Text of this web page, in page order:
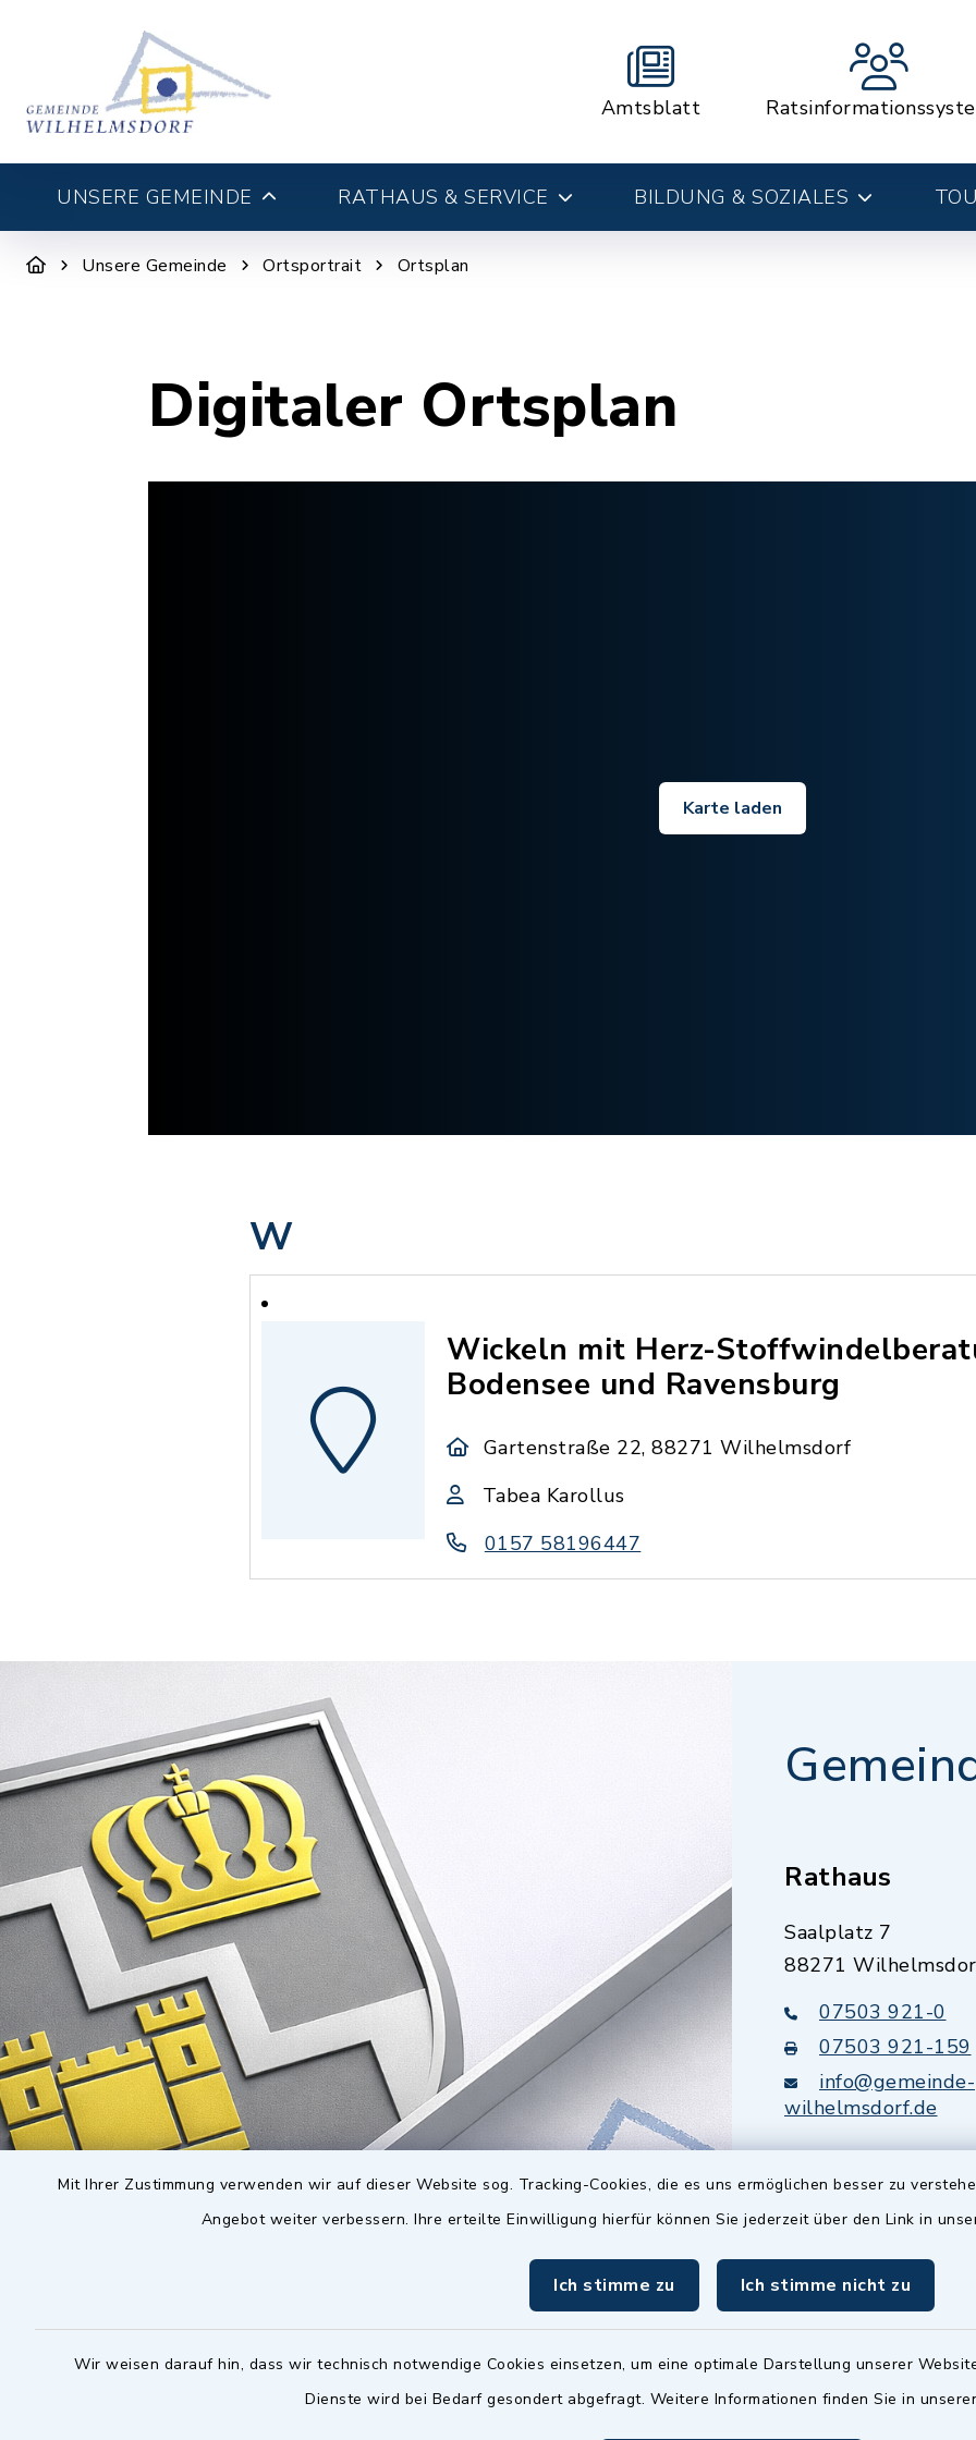
Mit Ihrer Zustimmung verwenden wir auf dieser Website sog. Tracking-Cookies, die es uns ermöglichen besser zu
Angebot weiter verbessern. Ihre erteilte Einwilligung hierfür können Sie jederzeit über den Link in
Ich stimme zu Ich stimme nicht zu
Wir weisen darauf hin, dass wir technisch notwendige Cookies einsetzen, um eine optimale Darstellung unserer
Dienste wird bei Bedarf gesondert abgefragt. Weitere Informationen finden Sie in
Amtsblatt
UNSERE GEMEINDE RATHAUS & SERVICE BILDUNG & SOZIALES
Unsere Gemeinde Ortsportrait Ortsplan
Digitaler Ortsplan
Karte laden
W
Wickeln mit Herz-
Bodensee und Ravensburg
Gartenstraße 22, 88271 Wilhelmsdorf
Tabea Karollus
0157 58196447
Rathaus
Saalplatz 7
88271
07503 921-0
07503 921-159
info@gemeinde-
wilhelmsdorf.de
Quicklinks
Serviceportal
Württemberg
Website in Leichter